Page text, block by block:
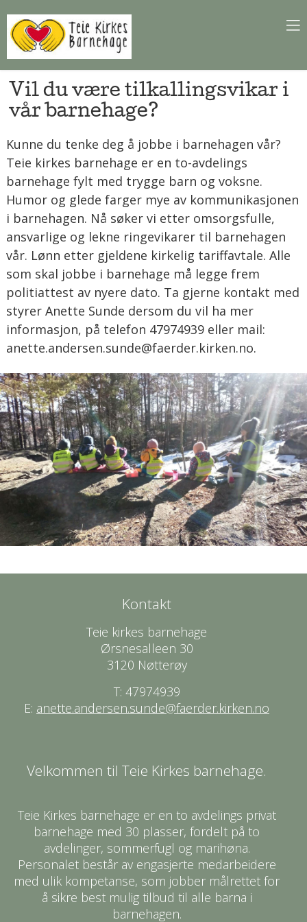
Vil du være tilkallingsvikar i
vår barnehage?
Kunne du tenke deg å jobbe i barnehagen vår?
Teie kirkes barnehage er en to-avdelings
barnehage fylt med trygge barn og voksne.
Humor og glede farger mye av kommunikasjonen
i barnehagen. Nå søker vi etter omsorgsfulle,
ansvarlige og lekne ringevikarer til barnehagen
vår. Lønn etter gjeldene kirkelig tariffavtale. Alle
som skal jobbe i barnehage må legge frem
politiattest av nyere dato. Ta gjerne kontakt med
styrer Anette Sunde dersom du vil ha mer
informasjon, på telefon 47974939 eller mail:
anette.andersen.sunde@faerder.kirken.no.
Kontakt
Teie kirkes barnehage
Ørsnesalleen 30
3120 Nøtterøy
T: 47974939
E: anette.andersen.sunde@faerder.kirken.no
Velkommen til Teie Kirkes barnehage.
Teie Kirkes barnehage er en to avdelings privat
barnehage med 30 plasser, fordelt på to
avdelinger, sommerfugl og marihøna.
Personalet består av engasjerte medarbeidere
med ulik kompetanse, som jobber målrettet for
å sikre best mulig tilbud til alle barna i
barnehagen.